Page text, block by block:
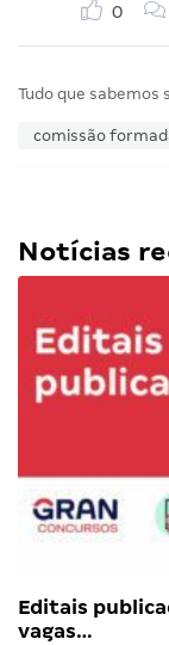
0
Tudo que sabemos
comissão
Notícias
Editais
vagas…